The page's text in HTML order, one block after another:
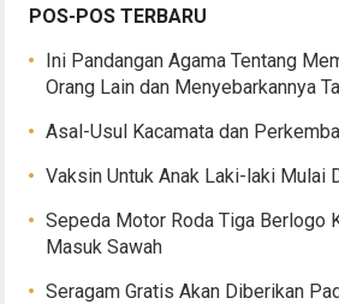
POS-POS TERBARU
Ini Pandangan Agama Tentang
Orang Lain dan Menyebarkannya
Asal-Usul Kacamata dan
Vaksin Untuk Anak Laki-laki Mulai
Sepeda Motor Roda Tiga Berlogo
Masuk Sawah
Seragam Gratis Akan Diberikan